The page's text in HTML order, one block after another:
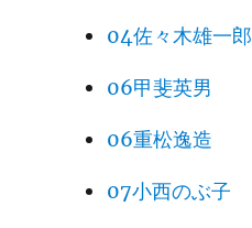
04佐々木雄一郎
06甲斐英男
06重松逸造
07小西のぶ子